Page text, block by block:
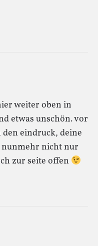
weiter oben in
etwas unschön. vor
den eindruck, deine
nicht nur
zur seite offen